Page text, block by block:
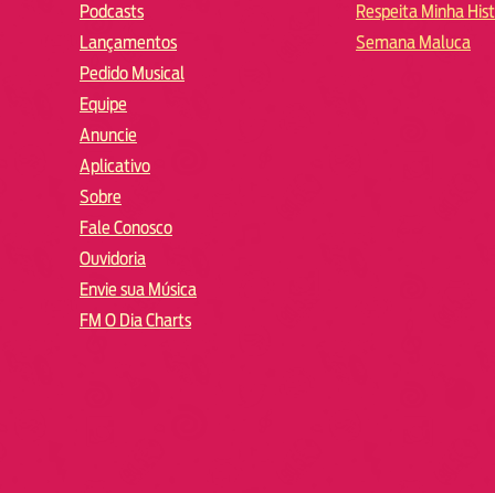
Podcasts
Lançamentos
Pedido Musical
Equipe
Anuncie
Aplicativo
Sobre
Fale Conosco
Ouvidoria
Envie sua Música
FM O Dia Charts
Respeita Minha
Semana Maluca